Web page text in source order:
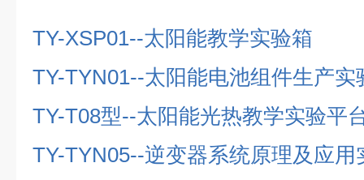
TY-XSP01--太阳能教学实验箱
TY-TYN01--太阳能电池组件生产实
TY-T08型--太阳能光热教学实验平
TY-TYN05--逆变器系统原理及应用